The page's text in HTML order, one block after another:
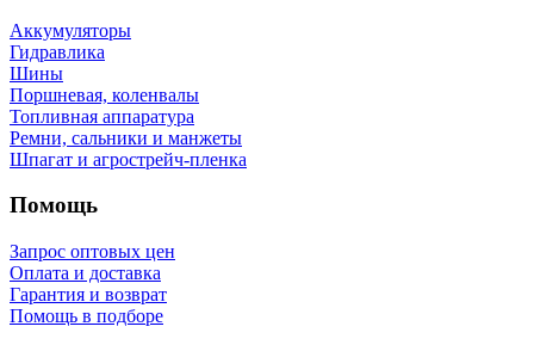
Аккумуляторы
Гидравлика
Шины
Поршневая, коленвалы
Топливная аппаратура
Ремни, сальники и манжеты
Шпагат и агрострейч-пленка
Помощь
Запрос оптовых цен
Оплата и доставка
Гарантия и возврат
Помощь в подборе